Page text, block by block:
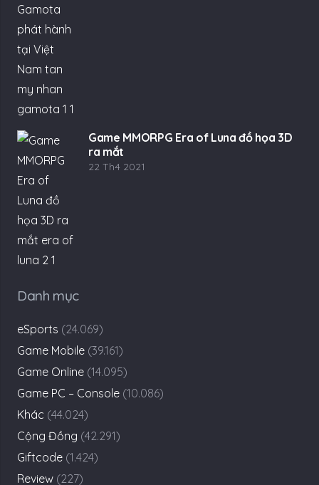
Game MMORPG Era of Luna đồ họa 3D
ra mắt
22 Th4 2021
Danh mục
eSports (24.069)
Game Mobile (39.161)
Game Online (14.095)
Game PC – Console (10.086)
Khác (44.024)
Cộng Đồng (42.291)
Giftcode (1.424)
Review (227)